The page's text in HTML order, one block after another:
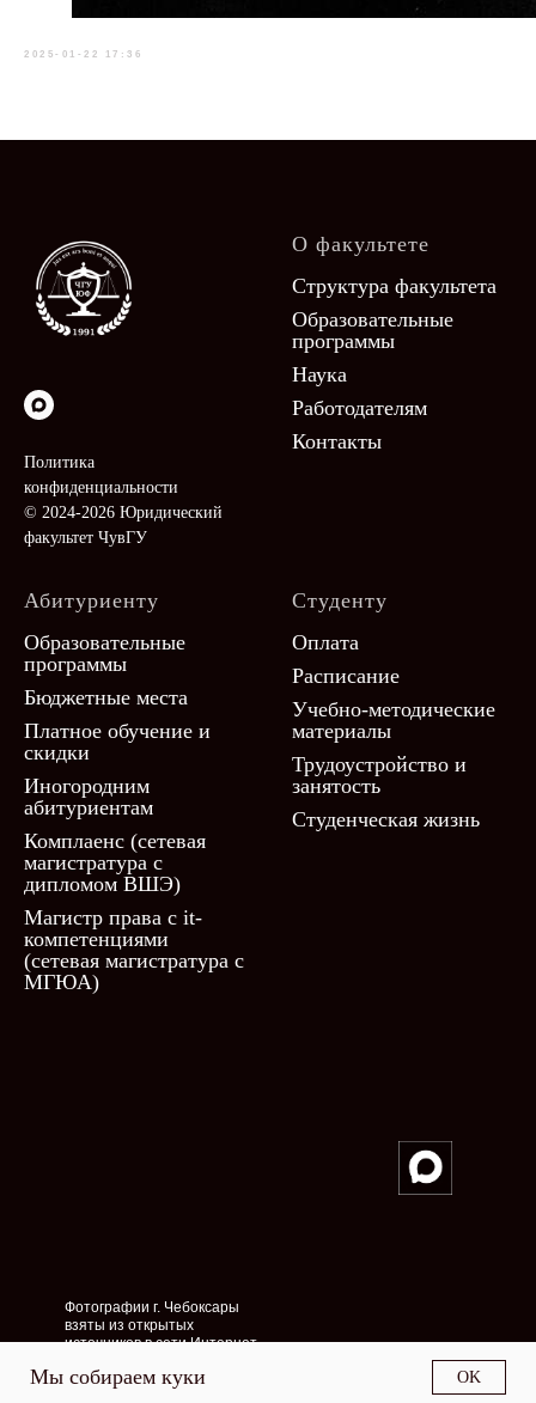
2025-01-22 17:36
Политика
конфиденциальности
© 2024-2026 Юридический
факультет ЧувГУ
О факультете
Структура факультета
Образовательные
программы
Наука
Работодателям
Контакты
Абитуриенту
Образовательные
программы
Бюджетные места
Платное обучение и
скидки
Иногородним
абитуриентам
Комплаенс (сетевая
магистратура с
дипломом ВШЭ)
Магистр права с it-
компетенциями
(сетевая магистратура с
МГЮА)
Студенту
Оплата
Расписание
Учебно-методические
материалы
Трудоустройство и
занятость
Студенческая жизнь
Разработка сайта
Фотографии г. Чебоксары
взяты из открытых
источников в сети Интернет
Мы собираем куки OK